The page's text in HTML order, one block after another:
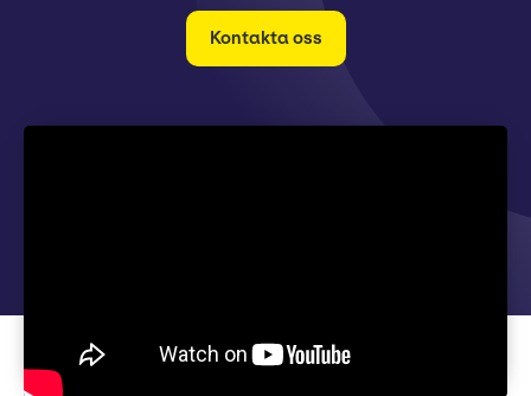
Kontakta oss